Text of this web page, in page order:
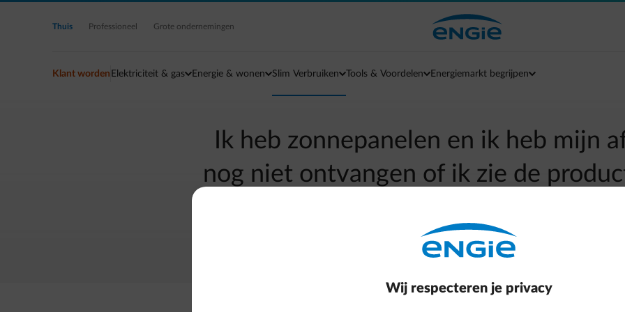
Ga naar de hoofdinhoud
Thuis Professioneel Grote ondernemingen
Klant worden Elektriciteit & gas Energie & wonen Slim Verbruiken Tools & Voordelen Energiemarkt begrijpen
Ik heb zonnepanelen en ik heb mijn
nog niet ontvangen of ik zie de
Terug naar contactpagina
Wij respecteren je privacy